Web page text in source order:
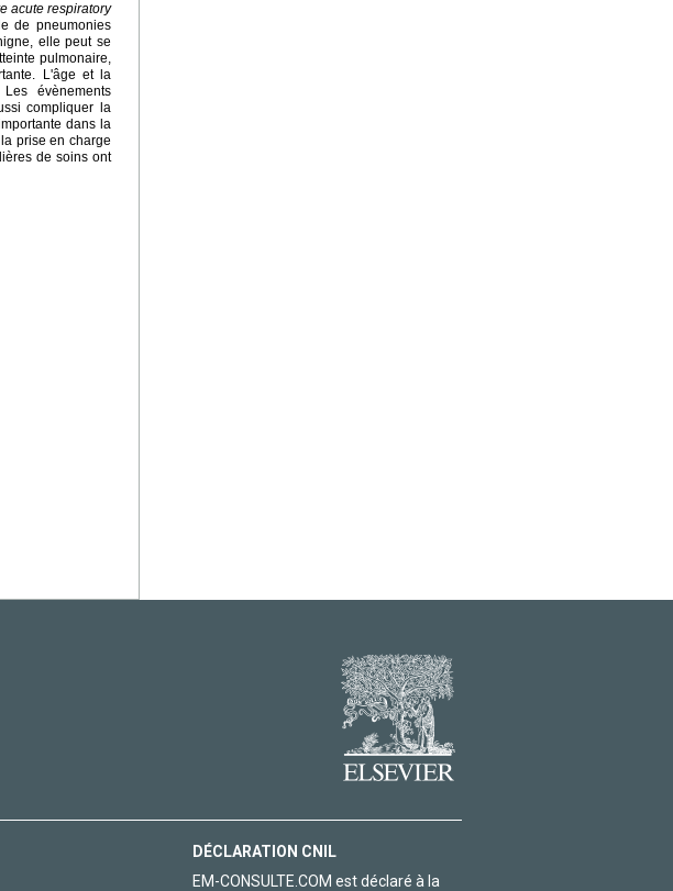
acute respiratory
de pneumonies
elle peut se
pulmonaire,
L'âge et la
évènements
compliquer la
dans la
prise en charge
de soins ont
DÉCLARATION CNIL
EM-CONSULTE.COM est déclaré à la